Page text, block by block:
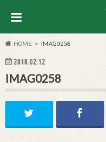
HOME IMAG0258
2018.02.12
IMAG0258